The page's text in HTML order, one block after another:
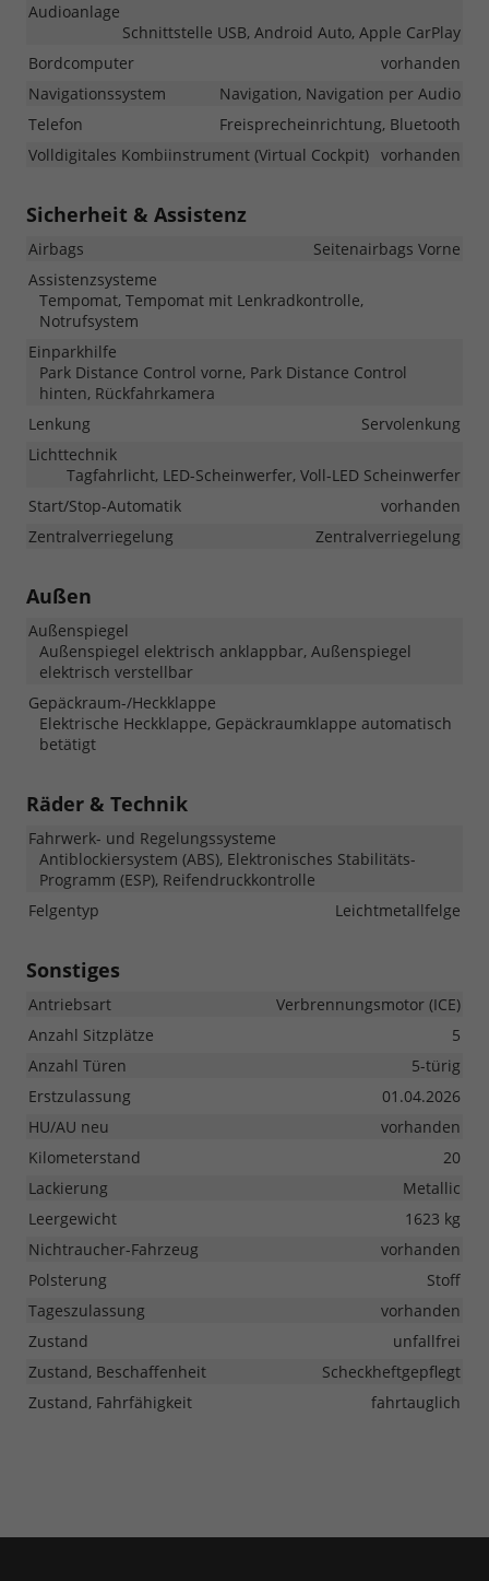
Audioanlage
Schnittstelle USB, Android Auto, Apple CarPlay
Bordcomputer
vorhanden
Navigationssystem
Navigation, Navigation per Audio
Telefon
Freisprecheinrichtung, Bluetooth
Volldigitales Kombiinstrument (Virtual Cockpit) vorhanden
Sicherheit & Assistenz
Airbags
Seitenairbags Vorne
Assistenzsysteme
Tempomat, Tempomat mit Lenkradkontrolle,
Notrufsystem
Einparkhilfe
Park Distance Control vorne, Park Distance Control
hinten, Rückfahrkamera
Lenkung
Servolenkung
Lichttechnik
Tagfahrlicht, LED-Scheinwerfer, Voll-LED Scheinwerfer
Start/Stop-Automatik
vorhanden
Zentralverriegelung
Zentralverriegelung
Außen
Außenspiegel
Außenspiegel elektrisch anklappbar, Außenspiegel
elektrisch verstellbar
Gepäckraum-/Heckklappe
Elektrische Heckklappe, Gepäckraumklappe automatisch
betätigt
Räder & Technik
Fahrwerk- und Regelungssysteme
Antiblockiersystem (ABS), Elektronisches Stabilitäts-
Programm (ESP), Reifendruckkontrolle
Felgentyp
Leichtmetallfelge
Sonstiges
Antriebsart
Verbrennungsmotor (ICE)
Anzahl Sitzplätze
5
Anzahl Türen
5-türig
Erstzulassung
01.04.2026
HU/AU neu
vorhanden
Kilometerstand
20
Lackierung
Metallic
Leergewicht
1623 kg
Nichtraucher-Fahrzeug
vorhanden
Polsterung
Stoff
Tageszulassung
vorhanden
Zustand
unfallfrei
Zustand, Beschaffenheit
Scheckheftgepflegt
Zustand, Fahrfähigkeit
fahrtauglich